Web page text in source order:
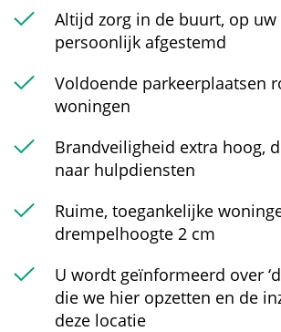
Altijd zorg in de buurt, op
persoonlijk afgestemd
Voldoende parkeerplaatsen
woningen
Brandveiligheid extra hoog,
naar hulpdiensten
Ruime, toegankelijke
drempelhoogte 2 cm
U wordt geïnformeerd over
die we hier opzetten en de
deze locatie